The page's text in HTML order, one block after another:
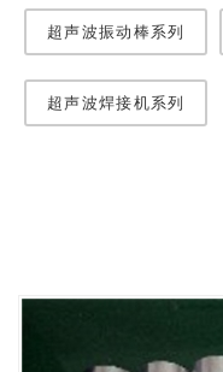
超声波振动棒系列
超声波焊接机系列